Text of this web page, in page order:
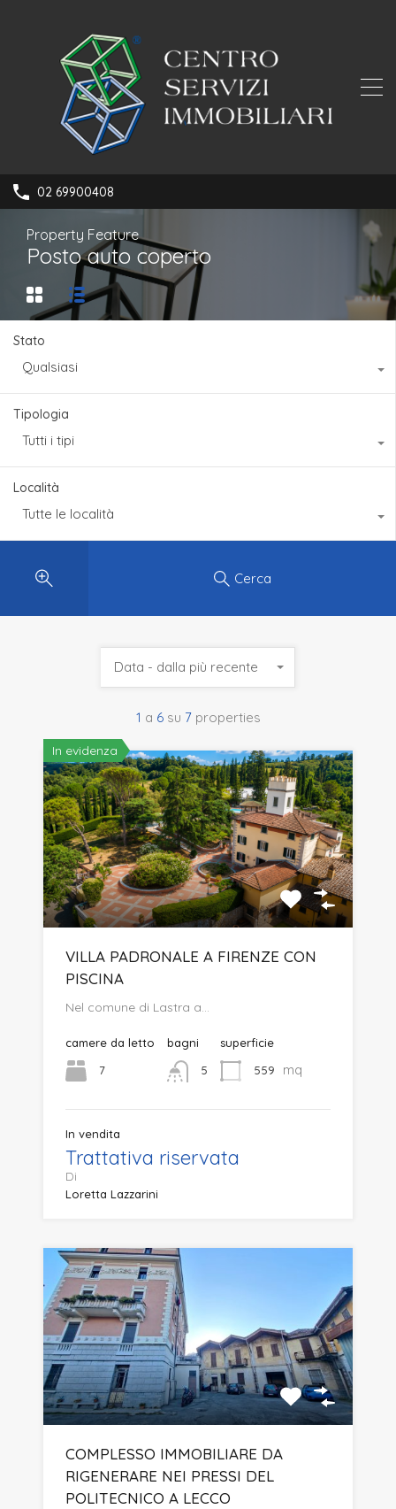
02 69900408
Property Feature
Posto auto coperto
Stato
Qualsiasi
Tipologia
Tutti i tipi
Località
Tutte le località
Cerca
1 a 6 su 7 properties
Data - dalla più recente
In evidenza
VILLA PADRONALE A FIRENZE CON
PISCINA
Nel comune di Lastra a…
camere da letto
7
bagni
5
superficie
559
mq
In vendita
Trattativa riservata
Di
Loretta Lazzarini
COMPLESSO IMMOBILIARE DA
RIGENERARE NEI PRESSI DEL
POLITECNICO A LECCO